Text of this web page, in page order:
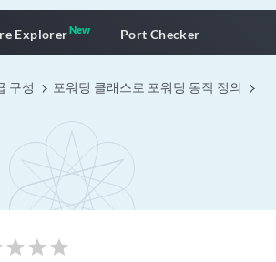
ExplorerNewNew application
Port Checker
구성 포워딩 클래스로 포워딩 동작 정의
star star star